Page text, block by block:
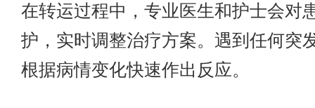
在转运过程中，专业医生和护士会对
护，实时调整治疗方案。遇到任何突
根据病情变化快速作出反应。